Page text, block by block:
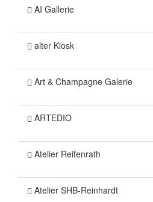
AI Gallerie
alter Kiosk
Art & Champagne Galerie
ARTEDIO
Atelier Reifenrath
Atelier SHB-Reinhardt